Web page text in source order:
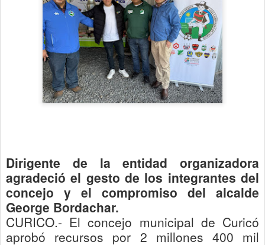
Dirigente de la entidad organizadora
agradeció el gesto de los integrantes del
concejo y el compromiso del alcalde
George Bordachar.
CURICO.- El concejo municipal de Curicó
aprobó recursos por 2 millones 400 mil